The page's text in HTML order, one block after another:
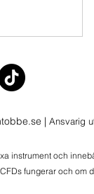
| Ansvarig
instrument och
fungerar och om